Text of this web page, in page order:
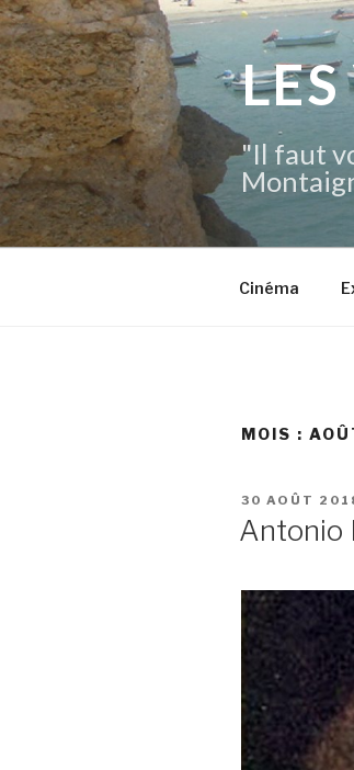
Aller
au
contenu
principal
"Il faut
Cinéma
MOIS :
PUBLIÉ
30 AOÛT
Antonio